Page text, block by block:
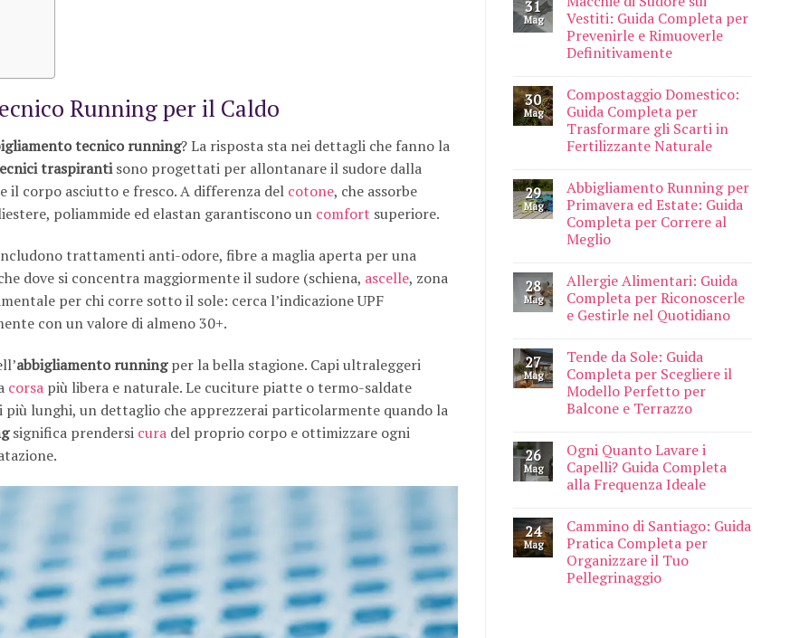
Running per il Caldo
tecnico running? La risposta sta nei dettagli che fanno la
traspirantisono progettati per allontanare il sudore dalla
il corpo asciutto e fresco. A differenza del cotone, che assorbe
poliammide ed elastan garantiscono un comfort superiore.
trattamenti anti-odore, fibre a maglia aperta per una
dove si concentra maggiormente il sudore (schiena, ascelle, zona
per chi corre sotto il sole: cerca l’indicazione UPF
con un valore di almeno 30+.
abbigliamento runningper la bella stagione. Capi ultraleggeri
corsa più libera e naturale. Le cuciture piatte o termo-saldate
lunghi, un dettaglio che apprezzerai particolarmente quando la
significa prendersi cura del proprio corpo e ottimizzare ogni
31
Mag
Vestiti: Guida Completa per
Prevenirle e Rimuoverle
Definitivamente
30
Mag
Compostaggio Domestico:
Guida Completa per
Trasformare gli Scarti in
Fertilizzante Naturale
29
Mag
Abbigliamento Running per
Primavera ed Estate: Guida
Completa per Correre al
Meglio
28
Mag
Allergie Alimentari: Guida
Completa per Riconoscerle
e Gestirle nel Quotidiano
27
Mag
Tende da Sole: Guida
Completa per Scegliere il
Modello Perfetto per
Balcone e Terrazzo
26
Mag
Ogni Quanto Lavare i
Capelli? Guida Completa
alla Frequenza Ideale
24
Mag
Cammino di Santiago: Guida
Pratica Completa per
Organizzare il Tuo
Pellegrinaggio